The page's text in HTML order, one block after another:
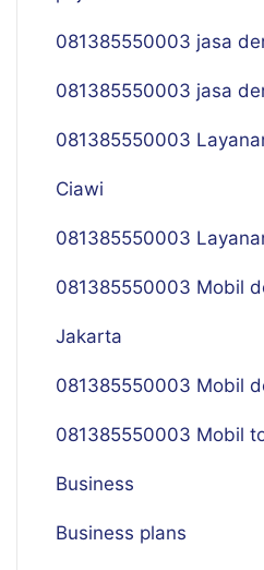
081385550003 jasa
081385550003 jasa
081385550003
Ciawi
081385550003
081385550003 Mobil
Jakarta
081385550003 Mobil
081385550003 Mobil
Business
Business plans